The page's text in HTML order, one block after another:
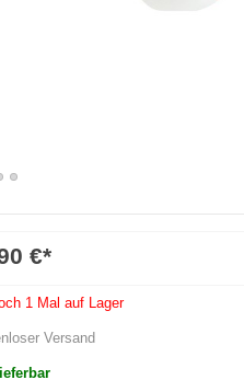
€*
1 Mal auf Lager
Versand